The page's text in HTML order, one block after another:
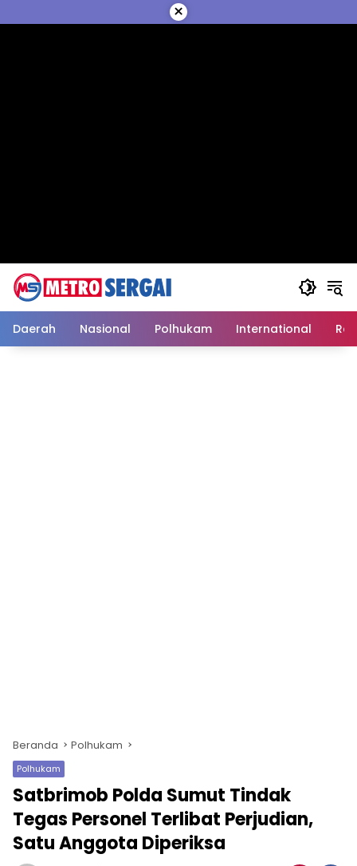
ke
×
Daerah Nasional Polhukam International
Beranda Polhukam
Polhukam
Satbrimob Polda Sumut Tindak
Tegas Personel Terlibat Perjudian,
Satu Anggota Diperiksa